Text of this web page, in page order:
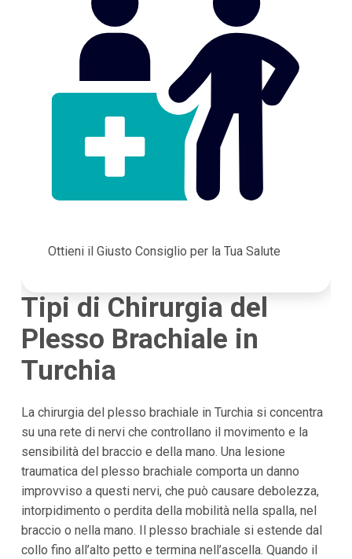
Ottieni il Giusto Consiglio per la Tua Salute
Tipi di Chirurgia del
Plesso Brachiale in
Turchia
La chirurgia del plesso brachiale in Turchia si concentra
su una rete di nervi che controllano il movimento e la
sensibilità del braccio e della mano. Una lesione
traumatica del plesso brachiale comporta un danno
improvviso a questi nervi, che può causare debolezza,
intorpidimento o perdita della mobilità nella spalla, nel
braccio o nella mano. Il plesso brachiale si estende dal
collo fino all’alto petto e termina nell’ascella. Quando il